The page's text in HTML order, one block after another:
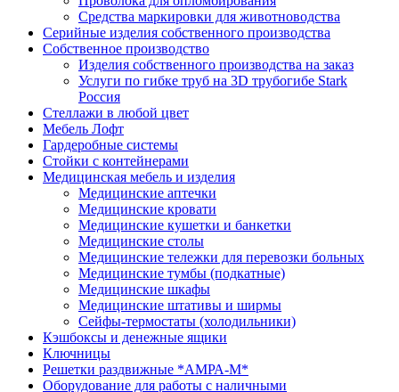
Средства маркировки для животноводства
Серийные изделия собственного производства
Собственное производство
Изделия собственного производства на заказ
Услуги по гибке труб на 3D трубогибе Stark
Россия
Стеллажи в любой цвет
Мебель Лофт
Гардеробные системы
Стойки с контейнерами
Медицинская мебель и изделия
Медицинские аптечки
Медицинские кровати
Медицинские кушетки и банкетки
Медицинские столы
Медицинские тележки для перевозки больных
Медицинские тумбы (подкатные)
Медицинские шкафы
Медицинские штативы и ширмы
Сейфы-термостаты (холодильники)
Кэшбоксы и денежные ящики
Ключницы
Решетки раздвижные *АМРА-М*
Оборудование для работы с наличными